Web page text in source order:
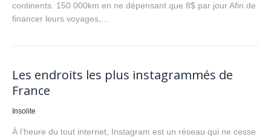
continents. 150 000km en ne dépensant que 8$ par jour Afin de
financer leurs voyages,…
Les endroits les plus instagrammés de
France
Insolite
À l’heure du tout internet, Instagram est un réseau qui ne cesse